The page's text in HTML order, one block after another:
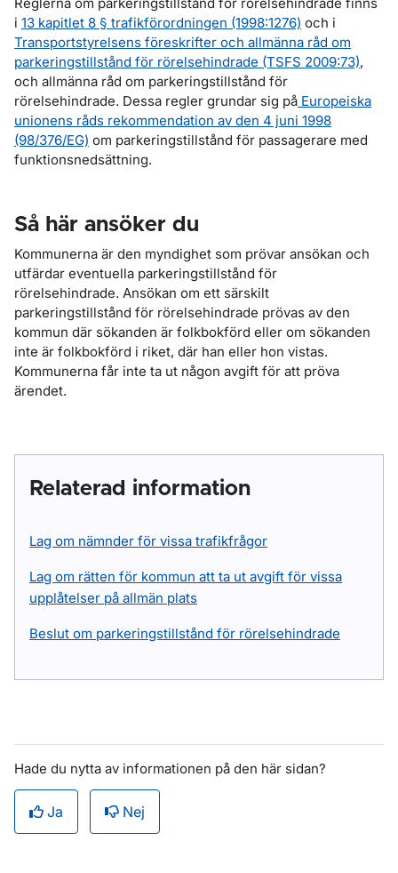
i 13 kapitlet 8 § trafikförordningen (1998:1276) och i
Transportstyrelsens föreskrifter och allmänna råd om
parkeringstillstånd för rörelsehindrade (TSFS 2009:73),
och allmänna råd om parkeringstillstånd för
rörelsehindrade. Dessa regler grundar sig på Europeiska
unionens råds rekommendation av den 4 juni 1998
(98/376/EG) om parkeringstillstånd för passagerare med
funktionsnedsättning.
Så här ansöker du
Kommunerna är den myndighet som prövar ansökan och
utfärdar eventuella parkeringstillstånd för
rörelsehindrade. Ansökan om ett särskilt
parkeringstillstånd för rörelsehindrade prövas av den
kommun där sökanden är folkbokförd eller om sökanden
inte är folkbokförd i riket, där han eller hon vistas.
Kommunerna får inte ta ut någon avgift för att pröva
ärendet.
Relaterad information
Lag om nämnder för vissa trafikfrågor
Lag om rätten för kommun att ta ut avgift för vissa
upplåtelser på allmän plats
Beslut om parkeringstillstånd för rörelsehindrade
Hade du nytta av informationen på den här sidan?
Ja Nej